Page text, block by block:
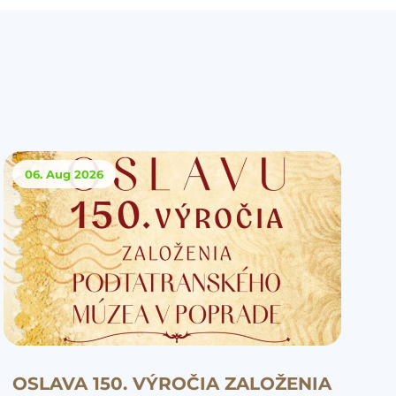
06. Aug2026
OSLAVA 150. VÝROČIA ZALOŽENIA